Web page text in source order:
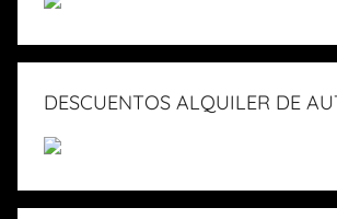
DESCUENTOS ALQUILER DE